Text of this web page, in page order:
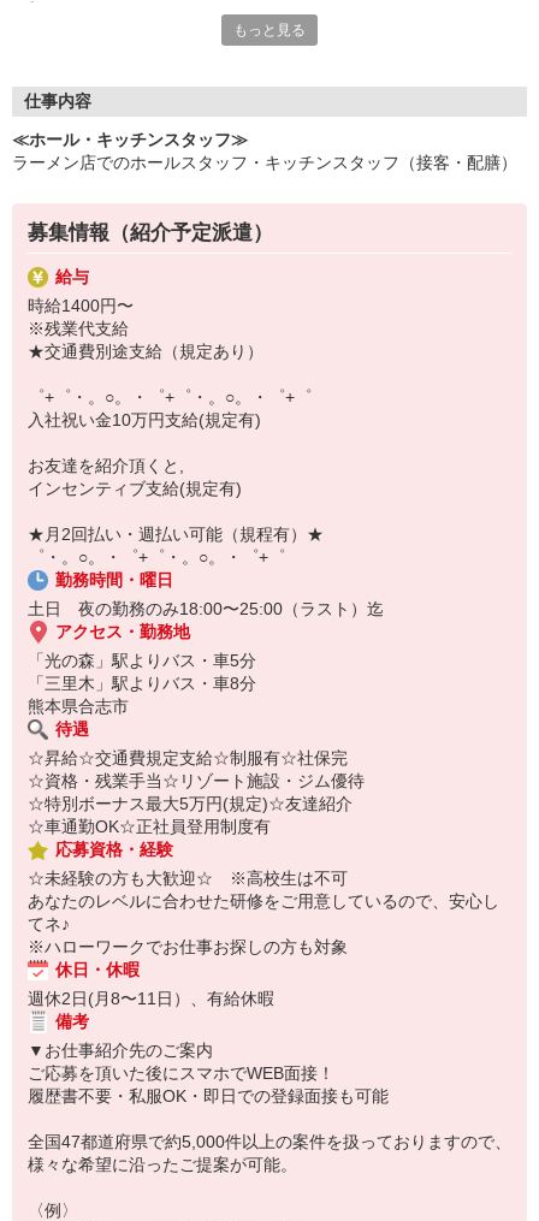
職場での不安や悩み事があれば
充実の福利厚生、各種施設利用の特典など、
お仕事以外も充実させたいあなたの味方です♪
▼オフィスワーク
▼工場・製造・軽作業系
機械/食品製造・梱包・仕分け・加工・組立・検査
▼美容系
眉毛サロンのアイブロウ・ネイリスト・エステ
法人営業・アパレル販売・個別指導塾・人材紹介
▼人気案件も多数♪
上場/優良/大手企業など
￣￣￣￣￣￣￣￣￣
自宅に居ながらスマホでカンタン面接OK！
オンライン面談なのでスピード対応。
即日登録もOK♪
気になった方はお気軽にご相談ください！
もっと見る
仕事内容
≪ホール・キッチンスタッフ≫
ラーメン店でのホールスタッフ・キッチンスタッフ（接客・配膳）
募集情報（紹介予定派遣）
給与
時給1400円〜
※残業代支給
★交通費別途支給（規定あり）
゜+゜・。○。・゜+゜・。○。・゜+゜
入社祝い金10万円支給(規定有)
お友達を紹介頂くと,
インセンティブ支給(規定有)
★月2回払い・週払い可能（規程有）★
゜・。○。・゜+゜・。○。・゜+゜
勤務時間・曜日
土日 夜の勤務のみ18:00〜25:00（ラスト）迄
アクセス・勤務地
「光の森」駅よりバス・車5分
「三里木」駅よりバス・車8分
熊本県合志市
待遇
☆昇給☆交通費規定支給☆制服有☆社保完
☆資格・残業手当☆リゾート施設・ジム優待
☆特別ボーナス最大5万円(規定)☆友達紹介
☆車通勤OK☆正社員登用制度有
応募資格・経験
☆未経験の方も大歓迎☆ ※高校生は不可
あなたのレベルに合わせた研修をご用意しているので、安心し
てネ♪
※ハローワークでお仕事お探しの方も対象
休日・休暇
週休2日(月8〜11日）、有給休暇
備考
▼お仕事紹介先のご案内
ご応募を頂いた後にスマホでWEB面接！
履歴書不要・私服OK・即日での登録面接も可能
全国47都道府県で約5,000件以上の案件を扱っておりますので、
様々な希望に沿ったご提案が可能。
〈例〉